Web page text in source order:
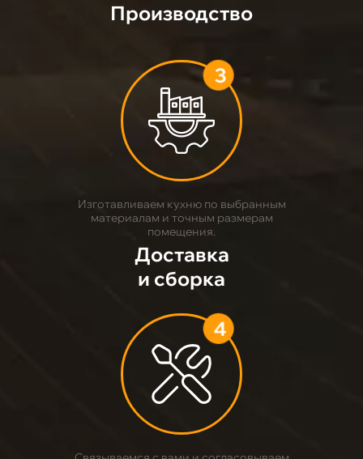
Производство
3
Изготавливаем кухню по выбранным
материалам и точным размерам
помещения.
Доставка
и сборка
4